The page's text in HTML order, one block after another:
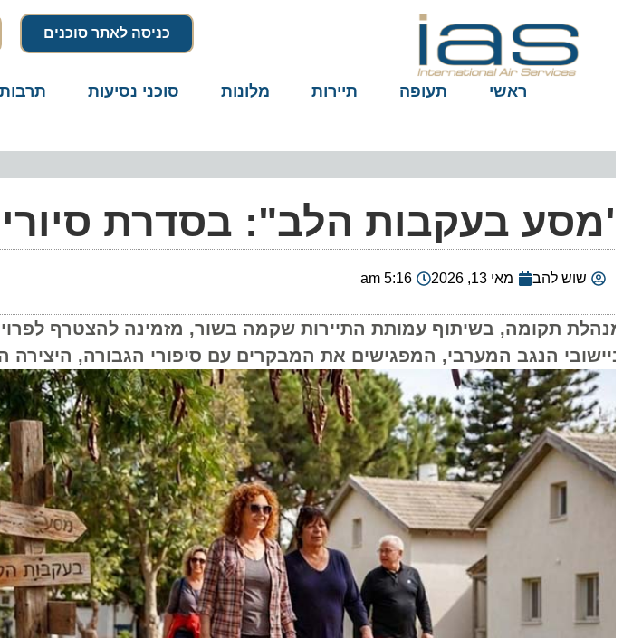
כניסה לאתר סוכנים
ראשי תעופה תיירות מלונות סוכני נסיעות תרבות
בעקבות הלב": בסדרת
שוש להב מאי 13, 2026 5:16 am
תקומה, בשיתוף עמותת התיירות שקמה בשור, מזמינה להצטרף לפרוייקט,
הנגב המערבי, המפגישים את המבקרים עם סיפורי הגבורה, היצירה